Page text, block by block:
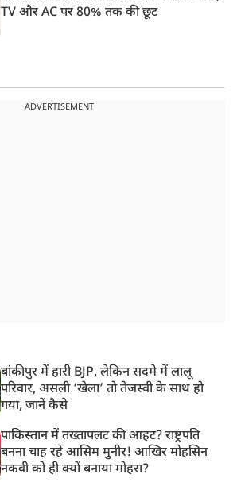
TV और AC पर 80% तक की छूट
ADVERTISEMENT
बांकीपुर में हारी BJP, लेकिन सदमे में लालू
परिवार, असली ‘खेला’ तो तेजस्वी के साथ हो
गया, जानें कैसे
पाकिस्तान में तख्तापलट की आहट? राष्ट्रपति
बनना चाह रहे आसिम मुनीर! आखिर मोहसिन
नकवी को ही क्यों बनाया मोहरा?